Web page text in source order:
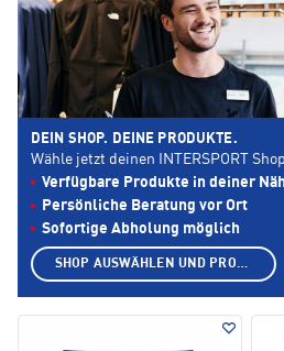
DEIN SHOP. DEINE PRODUKTE.
Wähle jetzt deinen INTERSPORT
Verfügbare Produkte in deiner
Persönliche Beratung vor Ort
Sofortige Abholung möglich
SHOP AUSWÄHLEN UND PRODUKTE ANZEIGEN